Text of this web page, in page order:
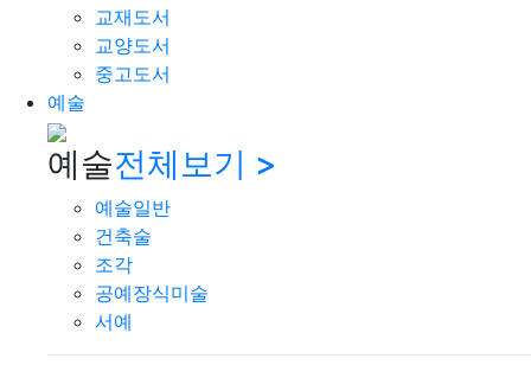
교재도서
교양도서
중고도서
예술
예술전체보기 >
예술일반
건축술
조각
공예장식미술
서예